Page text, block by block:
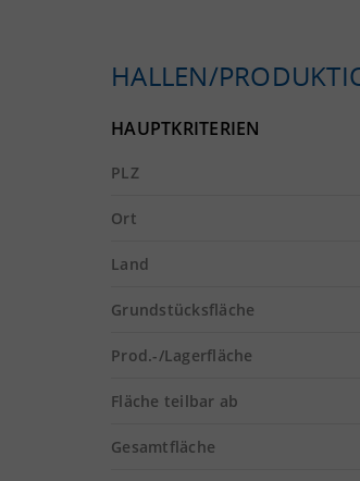
HALLEN/
HAUPTKRITERIEN
PLZ
Ort
Land
Grundstücksfläche
Prod.-/Lagerfläche
Fläche teilbar ab
Gesamtfläche